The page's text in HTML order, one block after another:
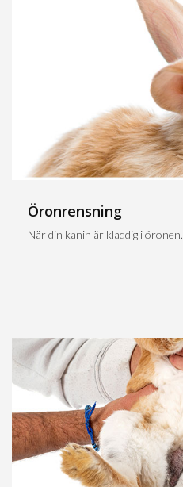
Öronrensning
När din kanin är kladdig i öronen.